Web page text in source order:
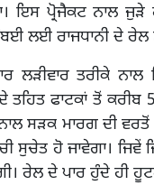
ਇਸ ਪ੍ਰੋਜੈਕਟ ਨਾਲ
ਲਈ ਰਾਜਧਾਨੀ ਦੇ ਰੇਲ
ਲੜੀਵਾਰ ਤਰੀਕੇ
ਤਹਿਤ ਫਾਟਕਾਂ ਤੋਂ
ਸੜਕ ਮਾਰਗ ਦੀ
ਸੁਚੇਤ ਹੋ ਜਾਵੇਗਾ।
ਰੇਲ ਦੇ ਪਾਰ ਹੁੰਦੇ ਹੀ